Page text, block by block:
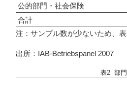
公的部門・社会保険
合計
注：サンプル数が少ないため、表
出所：IAB-Betriebspanel 2007
表2 部門